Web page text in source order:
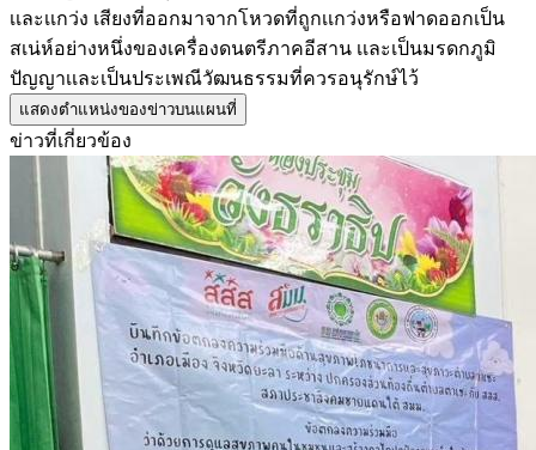
เเละเเกว่ง เสียงที่ออกมาจากโหวดที่ถูกเเกว่งหรือฟาดออกเป็น
สเน่ห์อย่างหนึ่งของเครื่องดนตรีภาคอีสาน เเละเป็นมรดกภูมิ
ปัญญาเเละเป็นประเพณีวัฒนธรรมที่ควรอนุรักษ์ไว้
แสดงตำแหน่งของข่าวบนแผนที่
ข่าวที่เกี่ยวข้อง